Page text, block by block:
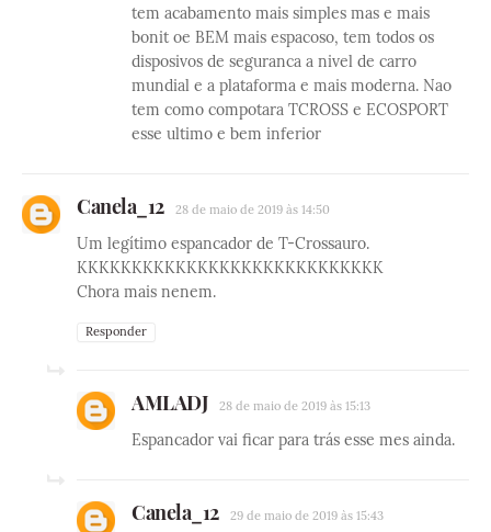
tem acabamento mais simples mas e mais
bonit oe BEM mais espacoso, tem todos os
disposivos de seguranca a nivel de carro
mundial e a plataforma e mais moderna. Nao
tem como compotara TCROSS e ECOSPORT
esse ultimo e bem inferior
Canela_12 28 de maio de 2019 às 14:50
Um legítimo espancador de T-Crossauro.
KKKKKKKKKKKKKKKKKKKKKKKKKKKK
Chora mais nenem.
Responder
AMLADJ 28 de maio de 2019 às 15:13
Espancador vai ficar para trás esse mes ainda.
Canela_12 29 de maio de 2019 às 15:43